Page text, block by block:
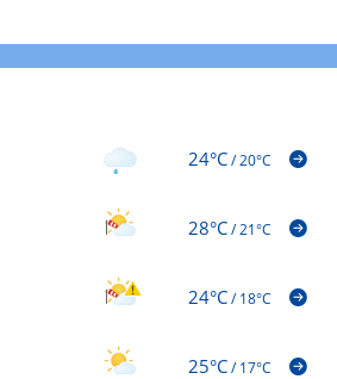
24°C/20°C
28°C/21°C
24°C/18°C
25°C/17°C